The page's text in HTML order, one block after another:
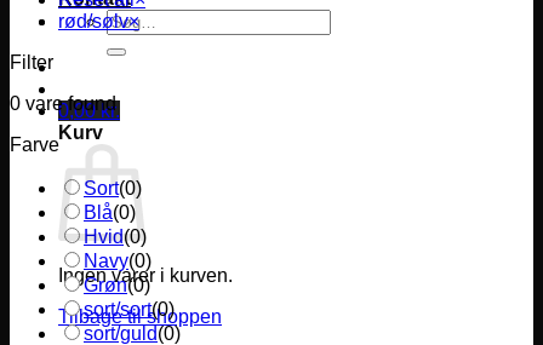
Søg
efter:
0,00 kr.
Kurv
Ingen varer i kurven.
Tilbage til shoppen
rød/sølv×
Filter
0 vare found
Farve
Sort(0)
Blå(0)
Hvid(0)
Navy(0)
Grøn(0)
sort/sort(0)
sort/guld(0)